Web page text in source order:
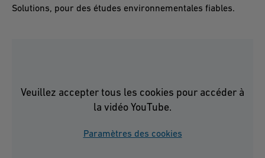
Solutions, pour des études environnementales fiables.
Veuillez accepter tous les cookies pour accéder à
la vidéo YouTube.
Paramètres des cookies